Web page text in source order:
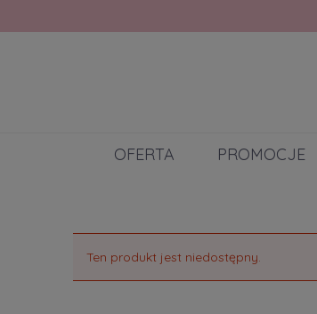
OFERTA PROMOCJE
Ten produkt jest niedostępny.